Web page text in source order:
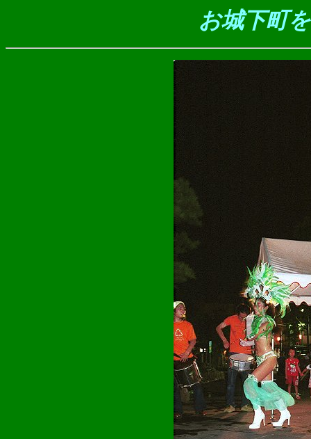
お城下町